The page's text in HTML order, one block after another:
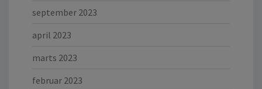
september 2023
april 2023
marts 2023
februar 2023